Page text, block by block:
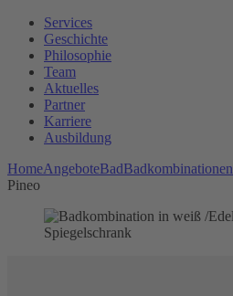
Services
Geschichte
Philosophie
Team
Aktuelles
Partner
Karriere
Ausbildung
HomeAngeboteBadBadkombinationen
Pineo